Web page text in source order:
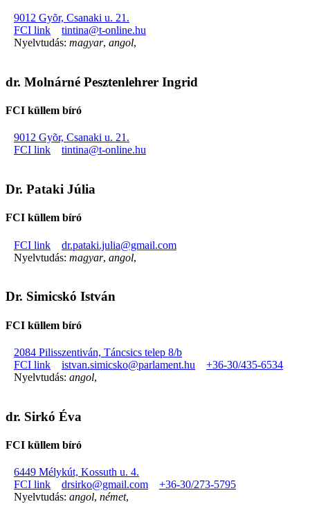
9012 Gyõr, Csanaki u. 21.
FCI link
tintina@t-online.hu
Nyelvtudás: magyar, angol,
dr. Molnárné Pesztenlehrer Ingrid
FCI küllem bíró
9012 Gyõr, Csanaki u. 21.
FCI link
tintina@t-online.hu
Dr. Pataki Júlia
FCI küllem bíró
FCI link
dr.pataki.julia@gmail.com
Nyelvtudás: magyar, angol,
Dr. Simicskó István
FCI küllem bíró
2084 Pilisszentiván, Táncsics telep 8/b
FCI link
istvan.simicsko@parlament.hu
+36-30/435-6534
Nyelvtudás: angol,
dr. Sirkó Éva
FCI küllem bíró
6449 Mélykút, Kossuth u. 4.
FCI link
drsirko@gmail.com
+36-30/273-5795
Nyelvtudás: angol, német,